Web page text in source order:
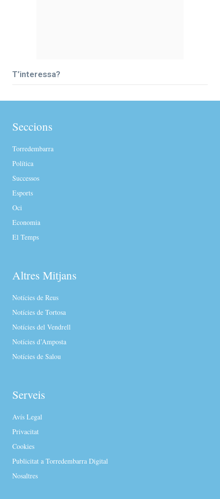
T’interessa?
Seccions
Torredembarra
Política
Successos
Esports
Oci
Economia
El Temps
Altres Mitjans
Notícies de Reus
Notícies de Tortosa
Notícies del Vendrell
Notícies d’Amposta
Notícies de Salou
Serveis
Avís Legal
Privacitat
Cookies
Publicitat a Torredembarra Digital
Nosaltres